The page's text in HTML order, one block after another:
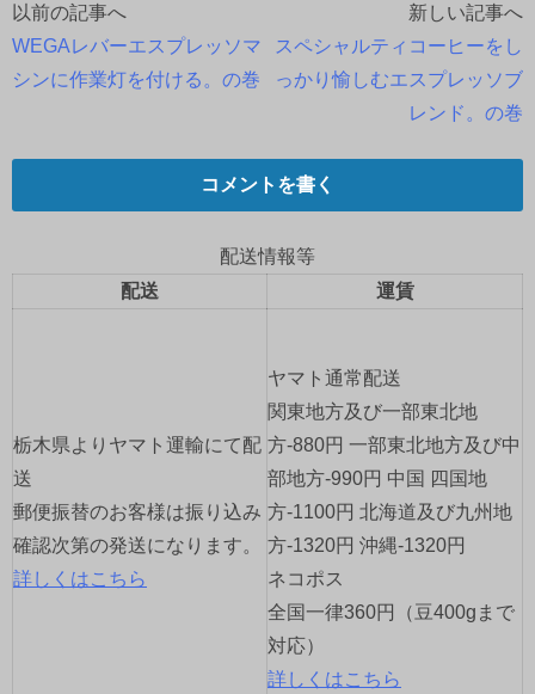
投
稿
ー
ン
以前の記事へ
WEGAレバーエスプレッソマ
シンに作業灯を付ける。の巻
新しい記事へ
スペシャルティコーヒーをし
っかり愉しむエスプレッソブ
レンド。の巻
コメントを書く
配送情報等
配送
運賃
栃木県よりヤマト運輸にて配
送
郵便振替のお客様は振り込み
確認次第の発送になります。
詳しくはこちら
ヤマト通常配送
関東地方及び一部東北地
方-880円 一部東北地方及び中
部地方-990円 中国 四国地
方-1100円 北海道及び九州地
方-1320円 沖縄-1320円
ネコポス
全国一律360円（豆400gまで
対応）
詳しくはこちら